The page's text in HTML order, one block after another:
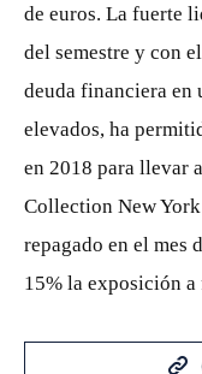
de euros. La fuerte
del semestre y con
deuda financiera en
elevados, ha
en 2018 para llevar
Collection New
repagado en el mes
15% la exposición